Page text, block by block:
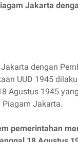
Jakarta
dengan
UUD 1945
Agustus 1945
Piagam Jakarta.
pemerintahan